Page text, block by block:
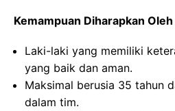
Kemampuan Diharapkan
Laki-laki yang memiliki
yang baik dan aman.
Maksimal berusia 35 tahun
dalam tim.